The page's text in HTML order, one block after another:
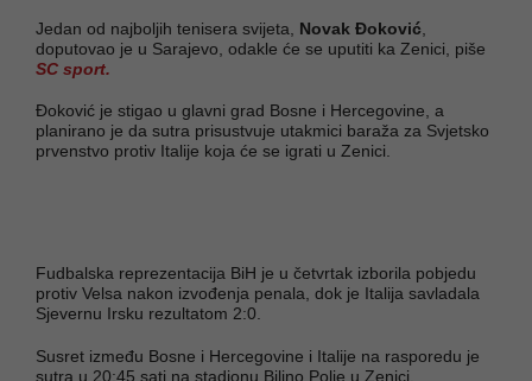
Jedan od najboljih tenisera svijeta, Novak Đoković
doputovao je u Sarajevo, odakle će se uputiti ka Zenici, piše
SC sport.
Đoković je stigao u glavni grad Bosne i Hercegovine, a
planirano je da sutra prisustvuje utakmici baraža za Svjetsko
prvenstvo protiv Italije koja će se igrati u Zenici.
Fudbalska reprezentacija BiH je u četvrtak izborila pobjedu
protiv Velsa nakon izvođenja penala, dok je Italija savladala
Sjevernu Irsku rezultatom 2:0.
Susret između Bosne i Hercegovine i Italije na rasporedu je
sutra u 20:45 sati na stadionu Bilino Polje u Zenici.